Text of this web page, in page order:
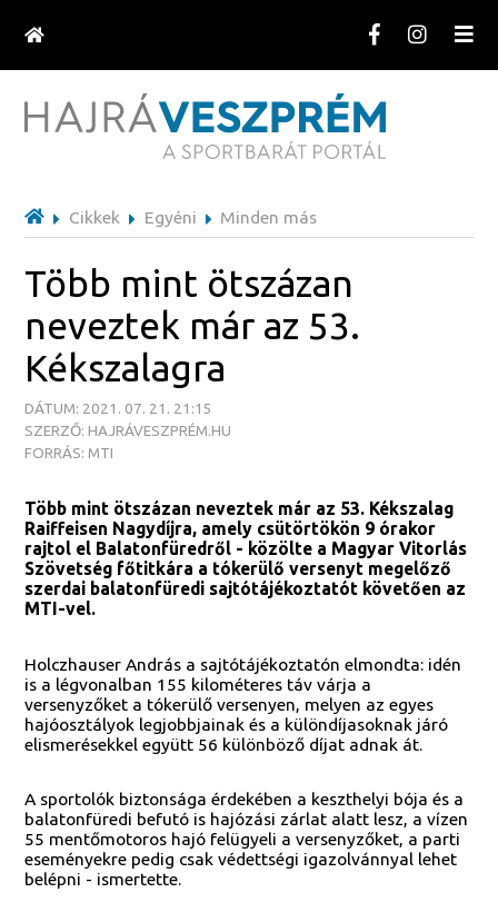
Cikkek Egyéni Minden más
Több mint ötszázan
neveztek már az 53.
Kékszalagra
DÁTUM: 2021. 07. 21. 21:15
SZERZŐ: HAJRÁVESZPRÉM.HU
FORRÁS: MTI
Több mint ötszázan neveztek már az 53. Kékszalag
Raiffeisen Nagydíjra, amely csütörtökön 9 órakor
rajtol el Balatonfüredről - közölte a Magyar Vitorlás
Szövetség főtitkára a tókerülő versenyt megelőző
szerdai balatonfüredi sajtótájékoztatót követően az
MTI-vel.
Holczhauser András a sajtótájékoztatón elmondta: idén
is a légvonalban 155 kilométeres táv várja a
versenyzőket a tókerülő versenyen, melyen az egyes
hajóosztályok legjobbjainak és a különdíjasoknak járó
elismerésekkel együtt 56 különböző díjat adnak át.
A sportolók biztonsága érdekében a keszthelyi bója és a
balatonfüredi befutó is hajózási zárlat alatt lesz, a vízen
55 mentőmotoros hajó felügyeli a versenyzőket, a parti
eseményekre pedig csak védettségi igazolvánnyal lehet
belépni - ismertette.